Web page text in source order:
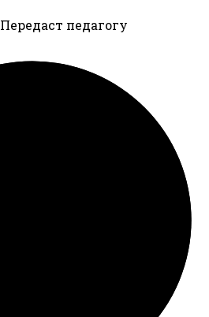
Передаст педагогу